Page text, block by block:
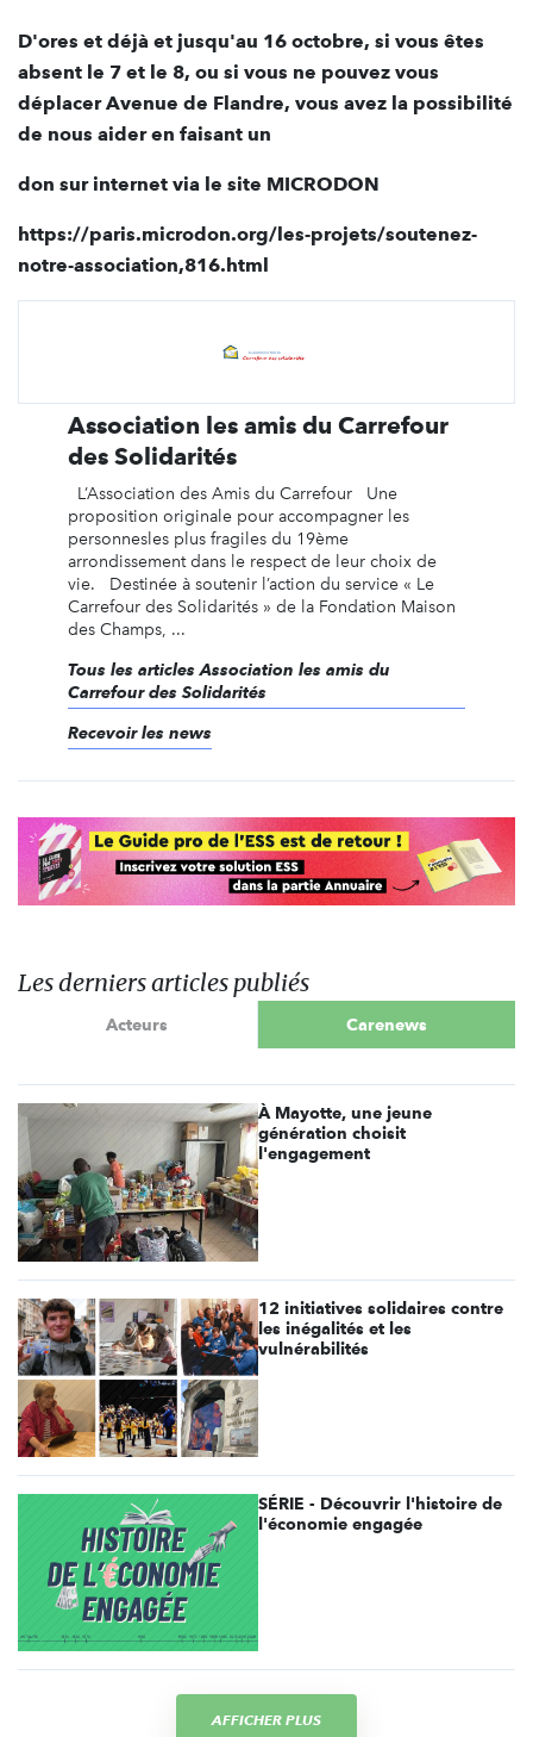
D'ores et déjà et jusqu'au 16 octobre, si vous êtes
absent le 7 et le 8, ou si vous ne pouvez vous
déplacer Avenue de Flandre, vous avez la possibilité
de nous aider en faisant un
don sur internet via le site MICRODON
https://paris.microdon.org/les-projets/soutenez-
notre-association,816.html
Association les amis du Carrefour
des Solidarités
L’Association des Amis du Carrefour Une
proposition originale pour accompagner les
personnesles plus fragiles du 19ème
arrondissement dans le respect de leur choix de
vie. Destinée à soutenir l’action du service « Le
Carrefour des Solidarités » de la Fondation Maison
des Champs, ...
Tous les articles Association les amis du
Carrefour des Solidarités
Recevoir les news
Les derniers articles publiés
Acteurs Carenews
À Mayotte, une jeune
génération choisit
l'engagement
12 initiatives solidaires contre
les inégalités et les
vulnérabilités
SÉRIE - Découvrir l'histoire de
l'économie engagée
AFFICHER PLUS